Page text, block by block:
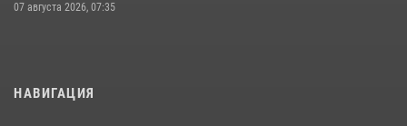
07 августа 2026, 07:35
НАВИГАЦИЯ